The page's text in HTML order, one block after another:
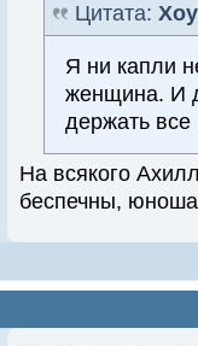
Цитата:
Я ни капли
женщина. И
держать
На всякого
беспечны,